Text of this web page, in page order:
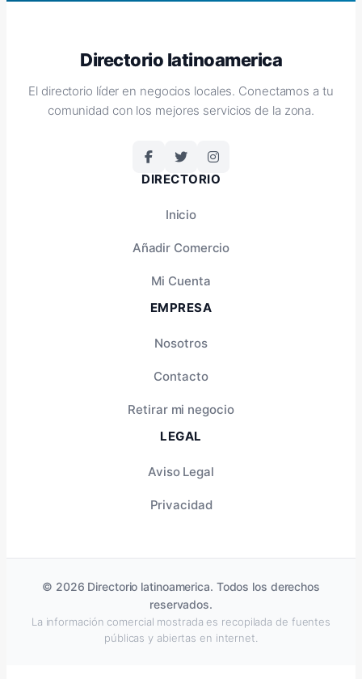
Directorio latinoamerica
El directorio líder en negocios locales. Conectamos a tu
comunidad con los mejores servicios de la zona.
DIRECTORIO
Inicio
Añadir Comercio
Mi Cuenta
EMPRESA
Nosotros
Contacto
Retirar mi negocio
LEGAL
Aviso Legal
Privacidad
© 2026 Directorio latinoamerica. Todos los derechos
reservados.
La información comercial mostrada es recopilada de fuentes
públicas y abiertas en internet.